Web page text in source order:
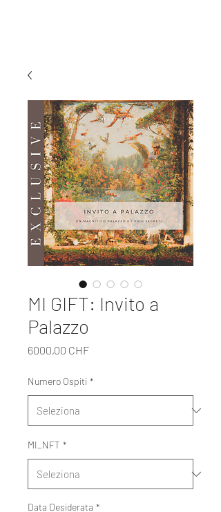
MI GIFT: Invito a
Palazzo
6000,00 CHFPrezzo
Numero Ospiti *
MI_NFT *
Data Desiderata *